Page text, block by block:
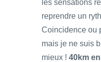
les sensations
reprendre un
Coincidence ou
mais je ne suis
mieux ! 40km